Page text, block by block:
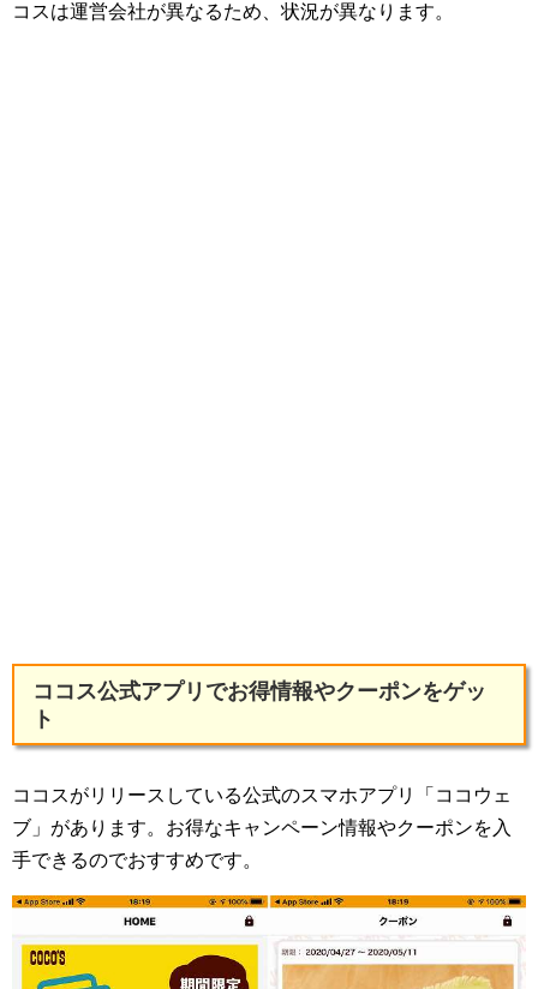
コスは運営会社が異なるため、状況が異なります。
ココス公式アプリでお得情報やクーポンをゲッ
ト
ココスがリリースしている公式のスマホアプリ「ココウェ
ブ」があります。お得なキャンペーン情報やクーポンを入
手できるのでおすすめです。